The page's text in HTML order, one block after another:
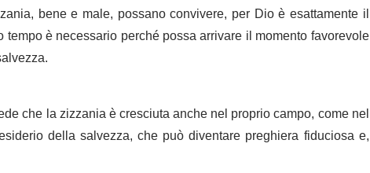
bene e male, possano convivere, per Dio è esattamente il
è necessario perché possa arrivare il momento favorevole
che la zizzania è cresciuta anche nel proprio campo, come nel
della salvezza, che può diventare preghiera fiduciosa e,